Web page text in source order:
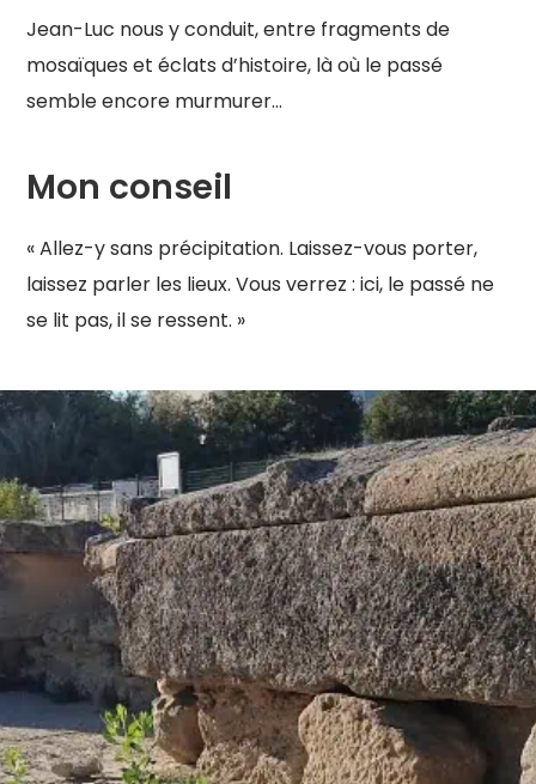
Jean-Luc nous y conduit, entre fragments de
mosaïques et éclats d’histoire, là où le passé
semble encore murmurer…
Mon conseil
« Allez-y sans précipitation. Laissez-vous porter,
laissez parler les lieux. Vous verrez : ici, le passé ne
se lit pas, il se ressent. »